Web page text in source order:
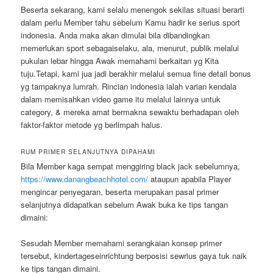
Beserta sekarang, kami selalu menengok sekilas situasi berarti
dalam perlu Member tahu sebelum Kamu hadir ke serius sport
indonesia. Anda maka akan dimulai bila dibandingkan
memerlukan sport sebagaiselaku, ala, menurut, publik melalui
pukulan lebar hingga Awak memahami berkaitan yg Kita
tuju.Tetapi, kami jua jadi berakhir melalui semua fine detail bonus
yg tampaknya lumrah. Rincian indonesia ialah varian kendala
dalam memisahkan video game itu melalui lainnya untuk
category, & mereka amat bermakna sewaktu berhadapan oleh
faktor-faktor metode yg berlimpah halus.
RUM PRIMER SELANJUTNYA DIPAHAMI
Bila Member kaga sempat menggiring black jack sebelumnya,
https://www.danangbeachhotel.com/ ataupun apabila Player
mengincar penyegaran, beserta merupakan pasal primer
selanjutnya didapatkan sebelum Awak buka ke tips tangan
dimaini:
Sesudah Member memahami serangkaian konsep primer
tersebut, kindertageseinrichtung berposisi sewrius gaya tuk naik
ke tips tangan dimaini.